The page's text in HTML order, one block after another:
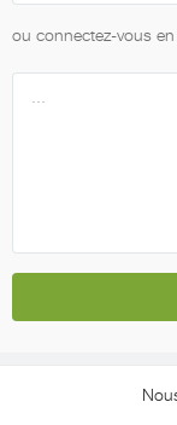
ou connectez-vous